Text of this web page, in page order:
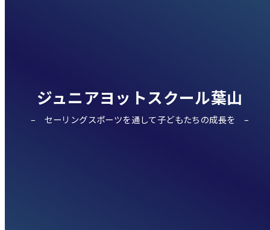
ジュニアヨットスクール葉山
セーリングスポーツを通して子どもたちの成長を